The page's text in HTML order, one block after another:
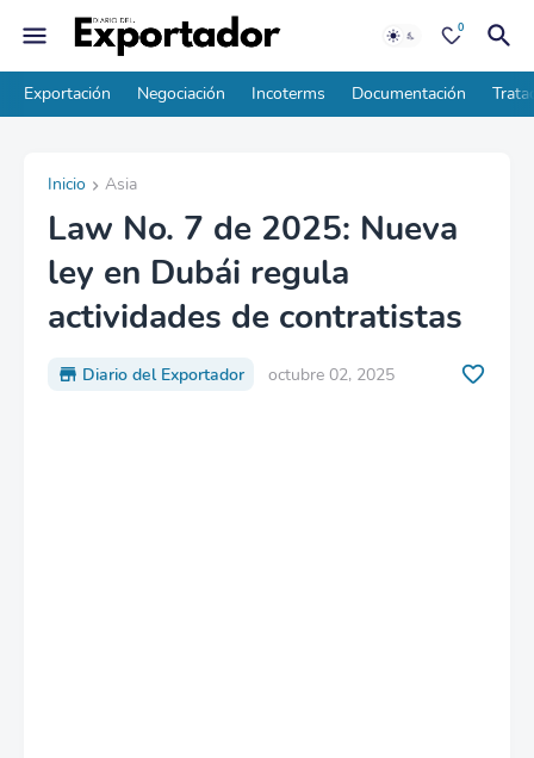
0
Exportación Negociación Incoterms Documentación
Inicio Asia
Law No. 7 de 2025: Nueva
ley en Dubái regula
actividades de contratistas
Diario del Exportador octubre 02, 2025